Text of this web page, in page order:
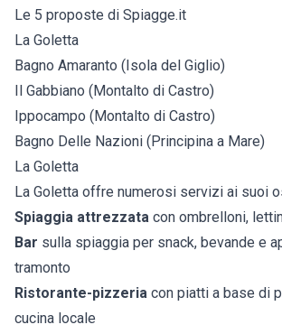
Le 5 proposte di Spiagge.it
La Goletta
Bagno Amaranto (Isola del Giglio)
Il Gabbiano (Montalto di Castro)
Ippocampo (Montalto di Castro)
Bagno Delle Nazioni (Principina a Mare)
La Goletta
La Goletta offre numerosi servizi ai suoi
Spiaggia attrezzata con ombrelloni,
Bar sulla spiaggia per snack, bevande e
tramonto
Ristorante-pizzeria con piatti a base di
cucina locale